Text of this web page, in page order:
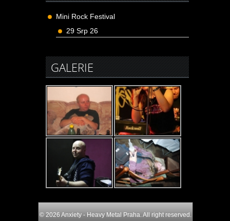
Mini Rock Festival
29 Srp 26
GALERIE
© 2026 Anxiety - Heavy Metal Praha. All right reserved.